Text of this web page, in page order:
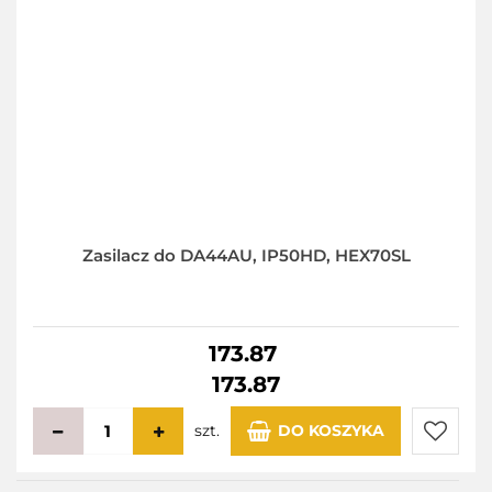
Zasilacz do DA44AU, IP50HD, HEX70SL
173.87
173.87
szt. DO KOSZYKA